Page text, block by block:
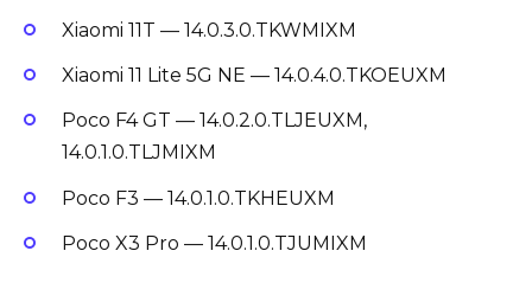
Xiaomi 11T — 14.0.3.0.TKWMIXM
Xiaomi 11 Lite 5G NE — 14.0.4.0.TKOEUXM
Poco F4 GT — 14.0.2.0.TLJEUXM,
14.0.1.0.TLJMIXM
Poco F3 — 14.0.1.0.TKHEUXM
Poco X3 Pro — 14.0.1.0.TJUMIXM